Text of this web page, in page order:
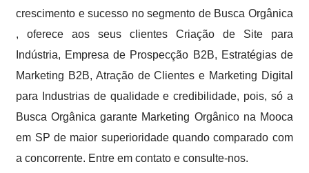
crescimento e sucesso no segmento de Busca Orgânica
, oferece aos seus clientes Criação de Site para
Indústria, Empresa de Prospecção B2B, Estratégias de
Marketing B2B, Atração de Clientes e Marketing Digital
para Industrias de qualidade e credibilidade, pois, só a
Busca Orgânica garante Marketing Orgânico na Mooca
em SP de maior superioridade quando comparado com
a concorrente. Entre em contato e consulte-nos.